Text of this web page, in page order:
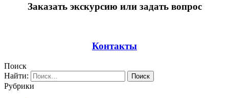
Заказать экскурсию или задать вопрос
Контакты
Поиск
Найти:
Рубрики